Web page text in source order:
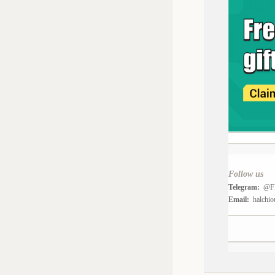
Follow us
Telegram:
Email: